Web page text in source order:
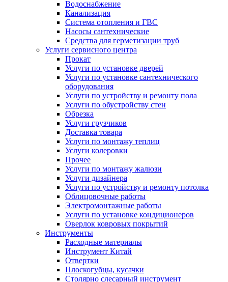
Водоснабжение
Канализация
Система отопления и ГВС
Насосы сантехнические
Средства для герметизации труб
Услуги сервисного центра
Прокат
Услуги по установке дверей
Услуги по установке сантехнического
оборудования
Услуги по устройству и ремонту пола
Услуги по обустройству стен
Обрезка
Услуги грузчиков
Доставка товара
Услуги по монтажу теплиц
Услуги колеровки
Прочее
Услуги по монтажу жалюзи
Услуги дизайнера
Услуги по устройству и ремонту потолка
Облицовочные работы
Электромонтажные работы
Услуги по установке кондиционеров
Оверлок ковровых покрытий
Инструменты
Расходные материалы
Инструмент Китай
Отвертки
Плоскогубцы, кусачки
Столярно слесарный инструмент